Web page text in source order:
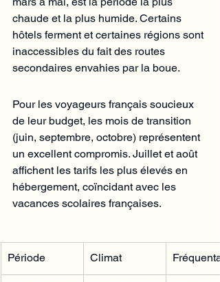
chaude et la plus humide. Certains
hôtels ferment et certaines régions sont
inaccessibles du fait des routes
secondaires envahies par la boue.
Pour les voyageurs français soucieux
de leur budget, les mois de transition
(juin, septembre, octobre) représentent
un excellent compromis. Juillet et août
affichent les tarifs les plus élevés en
hébergement, coïncidant avec les
vacances scolaires françaises.
Période Climat